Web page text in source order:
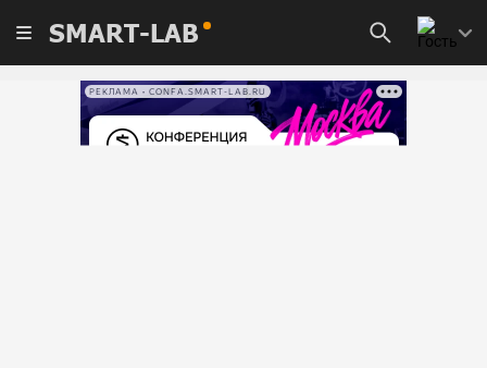
SMART-LAB
РЕКЛАМА • CONFA.SMART-LAB.RU